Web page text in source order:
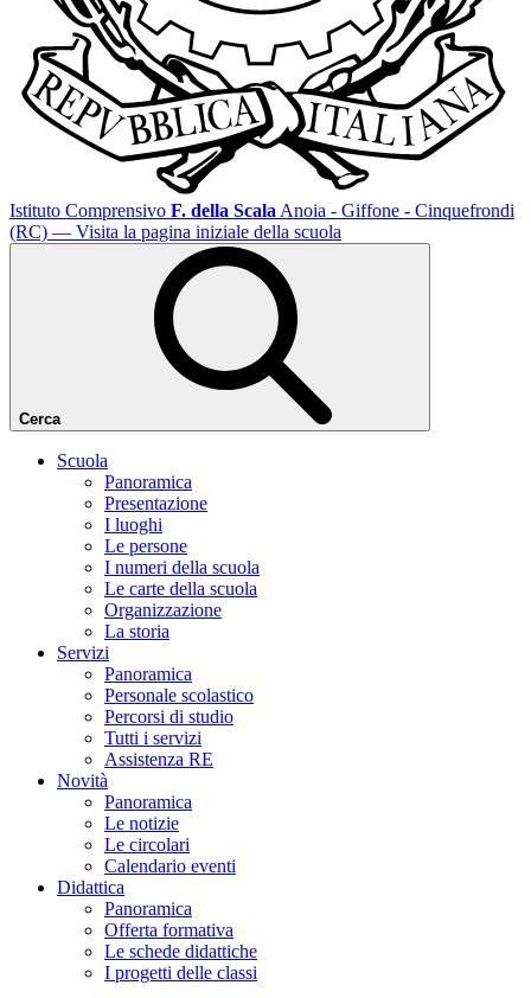
Istituto Comprensivo F. della Scala Anoia - Giffone - Cinquefrondi
(RC) — Visita la pagina iniziale della scuola
Cerca
Scuola
Panoramica
Presentazione
I luoghi
Le persone
I numeri della scuola
Le carte della scuola
Organizzazione
La storia
Servizi
Panoramica
Personale scolastico
Percorsi di studio
Tutti i servizi
Assistenza RE
Novità
Panoramica
Le notizie
Le circolari
Calendario eventi
Didattica
Panoramica
Offerta formativa
Le schede didattiche
I progetti delle classi